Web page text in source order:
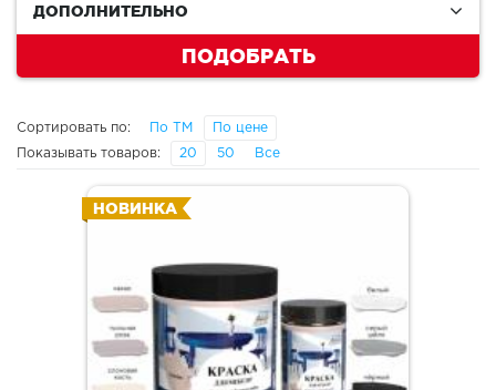
ДОПОЛНИТЕЛЬНО
ПОДОБРАТЬ
Сортировать по: По ТМ По цене
Показывать товаров: 20 50 Все
НОВИНКА